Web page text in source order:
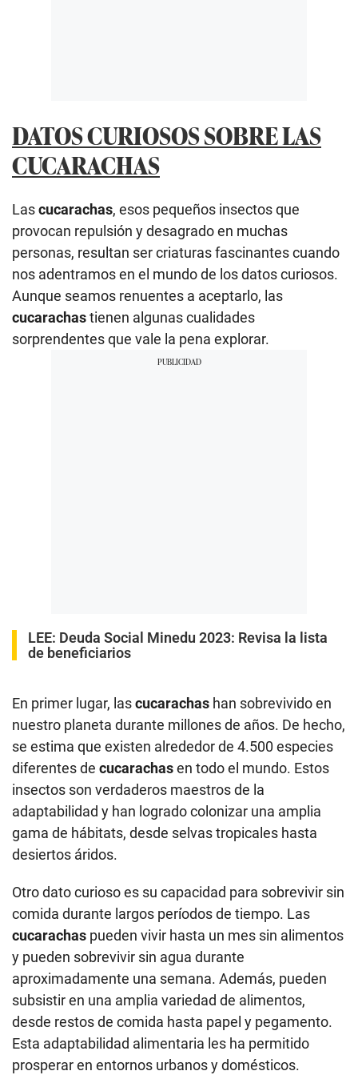
DATOS CURIOSOS SOBRE LAS
CUCARACHAS
Lascucarachas, esos pequeños insectos que
provocan repulsión y desagrado en muchas
personas, resultan ser criaturas fascinantes cuando
nos adentramos en el mundo de los datos curiosos.
Aunque seamos renuentes a aceptarlo, las
cucarachastienen algunas cualidades
sorprendentes que vale la pena explorar.
LEE: Deuda Social Minedu 2023: Revisa la lista
de beneficiarios
En primer lugar, lascucarachas han sobrevivido en
nuestro planeta durante millones de años. De hecho,
se estima que existen alrededor de 4.500 especies
diferentes de cucarachasen todo el mundo. Estos
insectos son verdaderos maestros de la
adaptabilidad y han logrado colonizar una amplia
gama de hábitats, desde selvas tropicales hasta
desiertos áridos.
Otro dato curioso es su capacidad para sobrevivir sin
comida durante largos períodos de tiempo. Las
cucarachas pueden vivir hasta un mes sin alimentos
y pueden sobrevivir sin agua durante
aproximadamente una semana. Además, pueden
subsistir en una amplia variedad de alimentos,
desde restos de comida hasta papel y pegamento.
Esta adaptabilidad alimentaria les ha permitido
prosperar en entornos urbanos y domésticos.